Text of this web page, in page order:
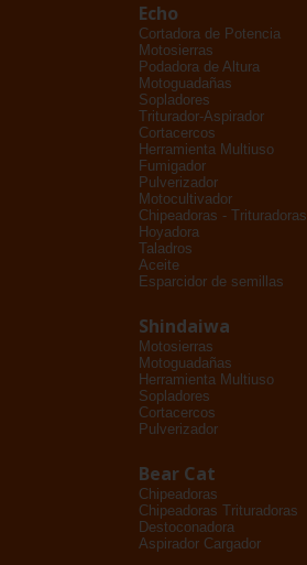
Echo
Cortadora de Potencia
Motosierras
Podadora de Altura
Motoguadañas
Sopladores
Triturador-Aspirador
Cortacercos
Herramienta Multiuso
Fumigador
Pulverizador
Motocultivador
Chipeadoras - Trituradoras
Hoyadora
Taladros
Aceite
Esparcidor de semillas
Shindaiwa
Motosierras
Motoguadañas
Herramienta Multiuso
Sopladores
Cortacercos
Pulverizador
Bear Cat
Chipeadoras
Chipeadoras Trituradoras
Destoconadora
Aspirador Cargador